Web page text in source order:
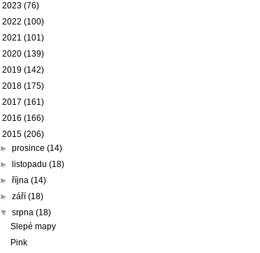
2023 (76)
2022 (100)
2021 (101)
2020 (139)
2019 (142)
2018 (175)
2017 (161)
2016 (166)
2015 (206)
►prosince(14)
►
listopadu(18)
►října(14)
►září(18)
▼srpna(18)
Slepé mapy
Pink